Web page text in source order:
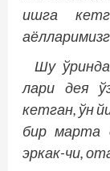
ишга
Шу
лари дея
кетган, ўн
бир марта
эркак-чи,